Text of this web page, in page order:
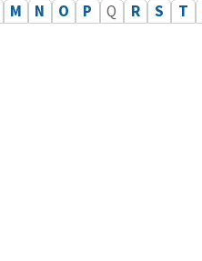
M N O P Q R S T